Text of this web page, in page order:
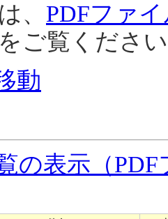
、 PDFファ
をご覧くださ
動
の表示（